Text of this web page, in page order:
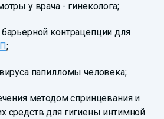
у врача - гинеколога;
контрацепции для
;
папилломы человека;
методом спринцевания и
средств для гигиены интимной